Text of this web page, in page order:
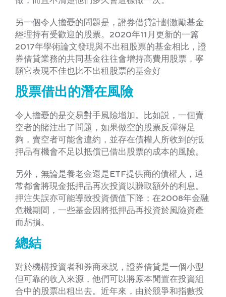
另一個令人擔憂的問題是，證券借貸計劃激勵基金
經理持有受歡迎的股票。2020年11月更新的一篇
2017年學術論文發現與不出租股票的基金相比，證
券借貸業務的共同基金往往會增持高費用股票，寧
願它表現不佳也比不出租股票的基金好
股票借出的潛在風險
令人擔憂的是交易對手風險增加。比如説，一個賣
空者的賭注出了問題，如果做空的股票反彈得足
夠，賣空者可能會違約，並存在債權人所收到的抵
押品有機會不足以抵償已借出股票的成本的風險。
另外，無論是養老金還是ETF提供商的債權人，通
常都會將現金抵押品再次投資以賺取額外的利息。
押注失誤亦可能導致投資價值下降​​；在2008年金融
危機期間，一些基金因將抵押品再投資於風險資產
而虧損。
總結
對於機構投資者和券商來説，證券借貸是一個小型
但可靠的收入來源，他們可以將原本閒置在投資組
合中的股票出租出去。近年來，由於競爭和指數投